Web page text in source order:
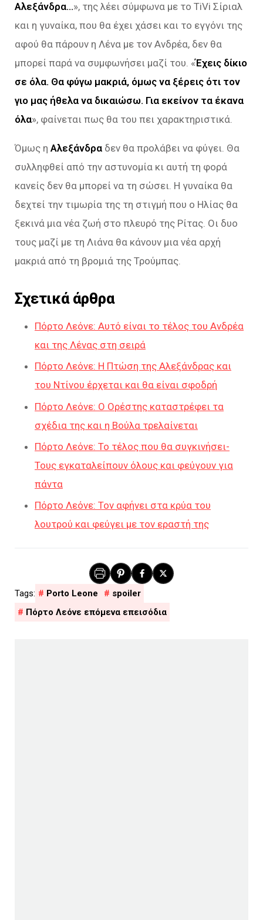
Αλεξάνδρα…», της λέει σύμφωνα με το TiVi Σίριαλ
και η γυναίκα, που θα έχει χάσει και το εγγόνι της
αφού θα πάρουν η Λένα με τον Ανδρέα, δεν θα
μπορεί παρά να συμφωνήσει μαζί του. «Έχεις δίκιο
σε όλα. Θα φύγω μακριά, όμως να ξέρεις ότι τον
γιο μας ήθελα να δικαιώσω. Για εκείνον τα έκανα
όλα», φαίνεται πως θα του πει χαρακτηριστικά.
Όμως η Αλεξάνδρα δεν θα προλάβει να φύγει. Θα
συλληφθεί από την αστυνομία κι αυτή τη φορά
κανείς δεν θα μπορεί να τη σώσει. Η γυναίκα θα
δεχτεί την τιμωρία της τη στιγμή που ο Ηλίας θα
ξεκινά μια νέα ζωή στο πλευρό της Ρίτας. Οι δυο
τους μαζί με τη Λιάνα θα κάνουν μια νέα αρχή
μακριά από τη βρομιά της Τρούμπας.
Σχετικά άρθρα
Πόρτο Λεόνε: Αυτό είναι το τέλος του Ανδρέα
και της Λένας στη σειρά
Πόρτο Λεόνε: Η Πτώση της Αλεξάνδρας και
του Ντίνου έρχεται και θα είναι σφοδρή
Πόρτο Λεόνε: Ο Ορέστης καταστρέφει τα
σχέδια της και η Βούλα τρελαίνεται
Πόρτο Λεόνε: Το τέλος που θα συγκινήσει-
Τους εγκαταλείπουν όλους και φεύγουν για
πάντα
Πόρτο Λεόνε: Τον αφήνει στα κρύα του
λουτρού και φεύγει με τον εραστή της
Porto Leone
spoiler
Πόρτο Λεόνε επόμενα επεισόδια